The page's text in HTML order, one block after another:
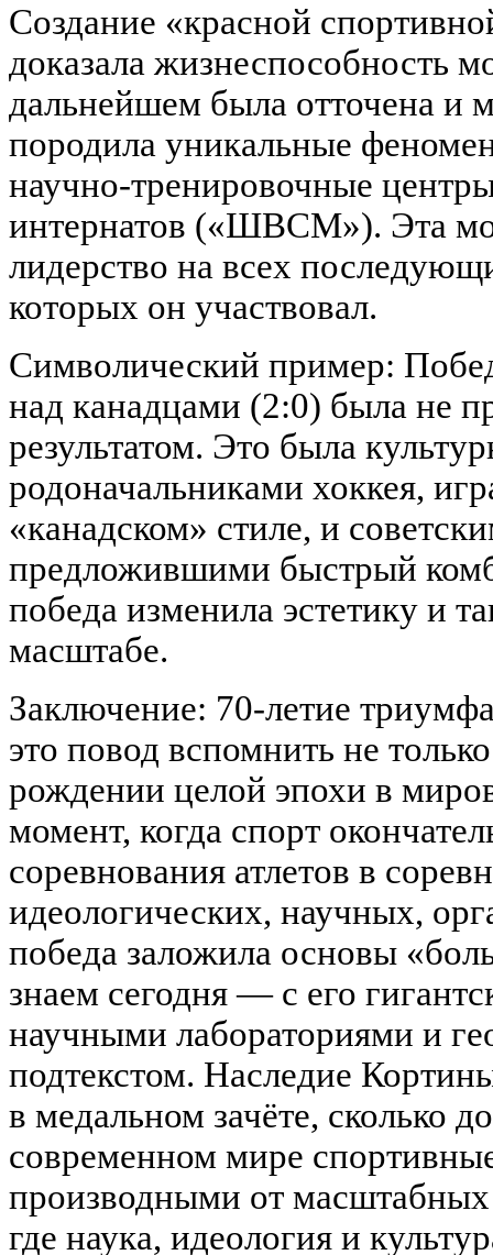
Создание «красной
доказала жизнеспособность
дальнейшем была отточена и
породила уникальные
научно-тренировочные
интернатов («ШВСМ»). Эта
лидерство на всех
которых он участвовал.
Символический пример:
над канадцами (2:0) была не
результатом. Это была
родоначальниками хоккея,
«канадском» стиле, и
предложившими быстрый
победа изменила эстетику и
масштабе.
Заключение: 70-летие
это повод вспомнить не
рождении целой эпохи в
момент, когда спорт
соревнования атлетов в
идеологических, научных,
победа заложила основы
знаем сегодня — с его
научными лабораториями и
подтекстом. Наследие
в медальном зачёте, сколько
современном мире
производными от
где наука, идеология и